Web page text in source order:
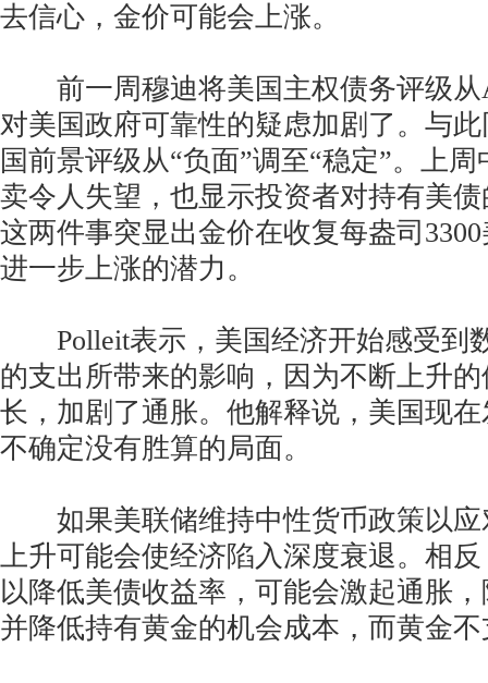
去信心，金价可能会上涨。
前一周穆迪将美国主权债务评级从
对美国政府可靠性的疑虑加剧了。与
国前景评级从“负面”调至“稳定”。上
卖令人失望，也显示投资者对持有美
这两件事突显出金价在收复每盎司
进一步上涨的潜力。
Polleit表示，美国经济开始感受到
的支出所带来的影响，因为不断上升
长，加剧了通胀。他解释说，美国现
不确定没有胜算的局面。
如果美联储维持中性货币政策以应
上升可能会使经济陷入深度衰退。相
以降低美债收益率，可能会激起通胀
并降低持有黄金的机会成本，而黄金